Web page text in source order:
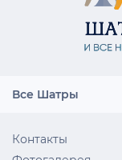
Все Шатры
Контакты